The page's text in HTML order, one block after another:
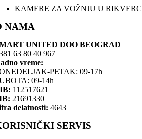
KAMERE ZA VOŽNJU U RIKVERC
NAMA
UNITED DOO BEOGRAD
63 80 40 967
vreme:
PETAK: 09-17h
09-14h
112517621
21691330
delatnosti: 4643
SERVIS